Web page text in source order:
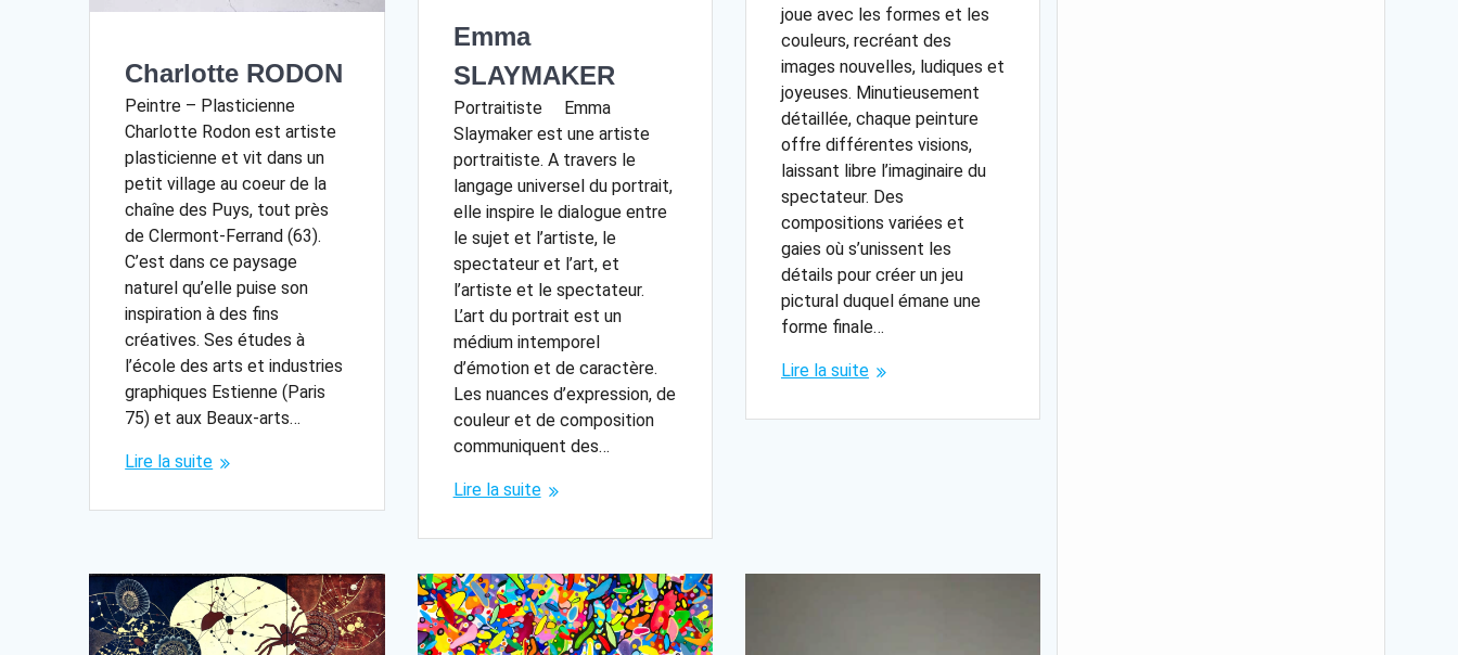
Charlotte RODON
Peintre – Plasticienne
Charlotte Rodon est artiste
plasticienne et vit dans un
petit village au coeur de la
chaîne des Puys, tout près
de Clermont-Ferrand (63).
C’est dans ce paysage
naturel qu’elle puise son
inspiration à des fins
créatives. Ses études à
l’école des arts et industries
graphiques Estienne (Paris
75) et aux Beaux-arts…
Lire la suite
Emma
SLAYMAKER
Portraitiste Emma
Slaymaker est une artiste
portraitiste. A travers le
langage universel du portrait,
elle inspire le dialogue entre
le sujet et l’artiste, le
spectateur et l’art, et
l’artiste et le spectateur.
L’art du portrait est un
médium intemporel
d’émotion et de caractère.
Les nuances d’expression, de
couleur et de composition
communiquent des…
Lire la suite
joue avec les formes et les
couleurs, recréant des
images nouvelles, ludiques et
joyeuses. Minutieusement
détaillée, chaque peinture
offre différentes visions,
laissant libre l’imaginaire du
spectateur. Des
compositions variées et
gaies où s’unissent les
détails pour créer un jeu
pictural duquel émane une
forme finale…
Lire la suite